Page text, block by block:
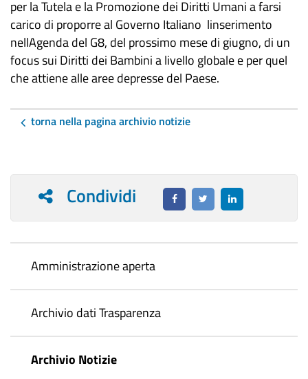
per la Tutela e la Promozione dei Diritti Umani a farsi
carico di proporre al Governo Italiano linserimento
nellAgenda del G8, del prossimo mese di giugno, di un
focus sui Diritti dei Bambini a livello globale e per quel
che attiene alle aree depresse del Paese.
torna nella pagina archivio notizie
Condividi
Amministrazione aperta
Archivio dati Trasparenza
Archivio Notizie